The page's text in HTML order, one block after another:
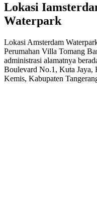
Lokasi
Waterpark
Lokasi Amsterdam
Perumahan Villa Tomang
administrasi alamatnya
Boulevard No.1, Kuta Jaya,
Kemis, Kabupaten